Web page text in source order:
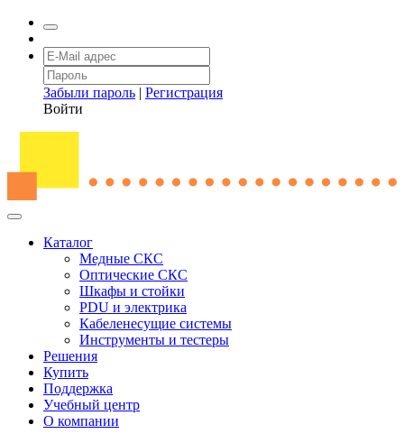
Забыли пароль | Регистрация
Войти
Каталог
Медные СКС
Оптические СКС
Шкафы и стойки
PDU и электрика
Кабеленесущие системы
Инструменты и тестеры
Решения
Купить
Поддержка
Учебный центр
О компании